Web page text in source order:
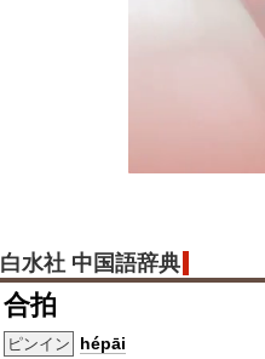
白水社 中国語辞典
合拍
ピンイン hépāi